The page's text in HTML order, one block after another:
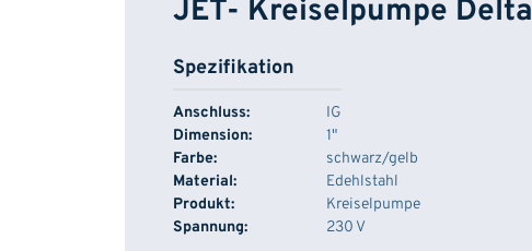
JET- Kreiselpumpe Delta
Spezifikation
Anschluss:
IG
Dimension:
1"
Farbe:
schwarz/gelb
Material:
Edehlstahl
Produkt:
Kreiselpumpe
Spannung:
230 V